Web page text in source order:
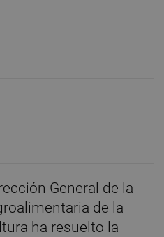
General de la
de la
ha resuelto la